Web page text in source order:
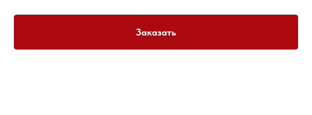
Заказать